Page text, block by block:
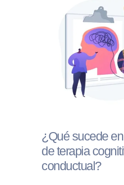
¿Qué sucede
de terapia
conductual?